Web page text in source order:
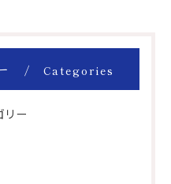
Categories
リー